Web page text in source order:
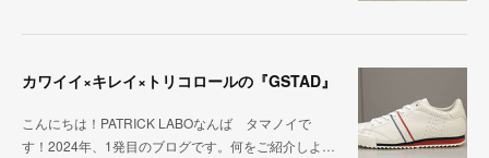
カワイイ×キレイ×トリコロールの『GSTAD』
こんにちは！PATRICK LABOなんば タマノイで
す！2024年、1発目のブログです。何をご紹介しよ…